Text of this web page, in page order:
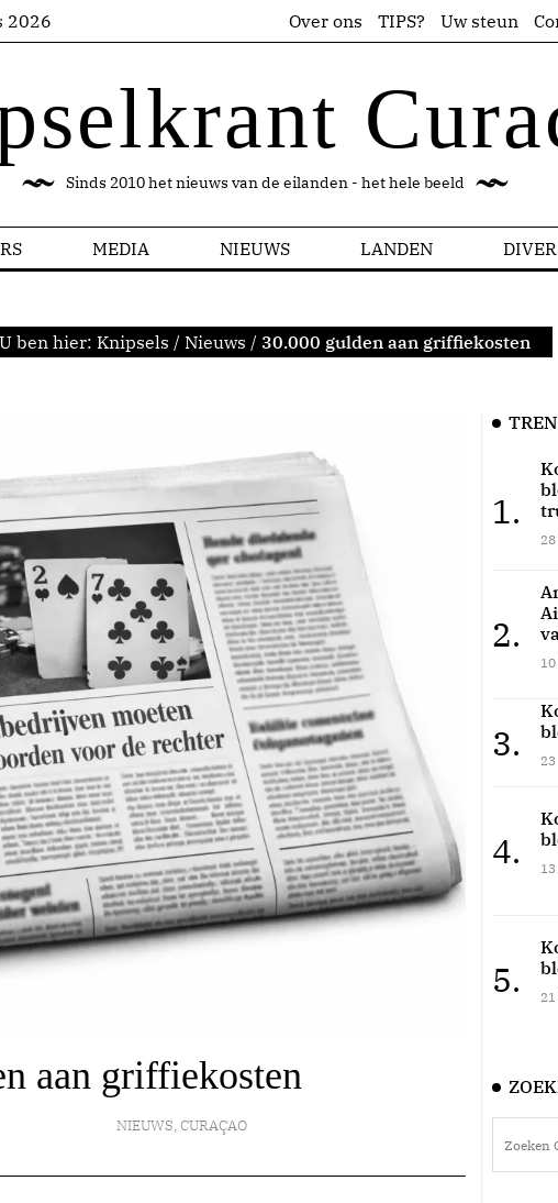
2026 Over ons TIPS? Uw steun
Sinds 2010 het nieuws van de eilanden - het hele beeld
MEDIA NIEUWS LANDEN
U ben hier: Knipsels / Nieuws / 30.000 gulden aan griffiekosten
aan griffiekosten
NIEUWS,CURAÇAO
1.
2.
3.
4.
5. 21